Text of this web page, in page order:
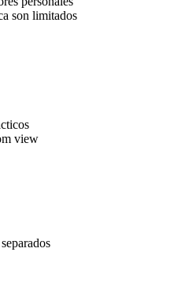
son limitados
view